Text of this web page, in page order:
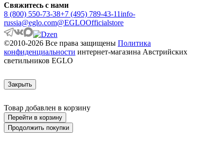
ARTANA
ASBY
ASINDRO
ATOLLARI
AULIYE
AUROTONELLO
AUSTELL
AZBARREN
BABIRIK
BALEZZE
BALIGIAN
BALIGUIAN
BALLINA
Свяжитесь с нами
8 (800) 550-73-38+7 (495) 789-43-11info-
russia@eglo.com@EGLOOfficialstore
©2010-2026 Все права защищены Политика
конфиденциальности интернет-магазина Австрийских
светильников EGLO
Закрыть
Товар добавлен в корзину
Перейти в корзину
Продолжить покупки